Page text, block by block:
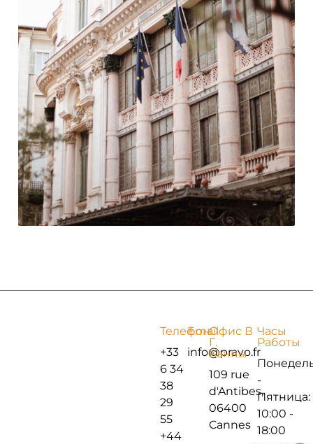
Телефон
+33
6 34
38
29
55
+44
Email
info@pravo.fr
Офис В
Г.
Канны
109 rue
d'Antibes,
06400
Cannes
Часы
Работы
-
Пятница:
10:00 -
18:00